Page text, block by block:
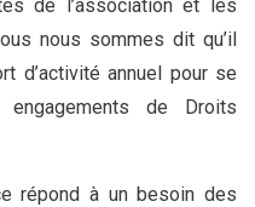
de l’association et les
nous sommes dit qu’il
d’activité annuel pour se
de Droits
répond à un besoin des